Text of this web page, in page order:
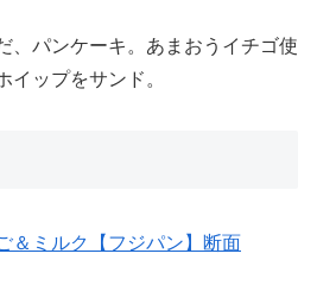
、パンケーキ。あまおうイチゴ使
イップをサンド。